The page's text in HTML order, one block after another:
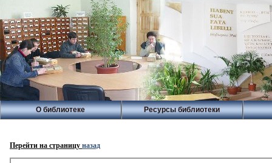
О библиотеке Ресурсы библиотеки
Перейти на страницу назад